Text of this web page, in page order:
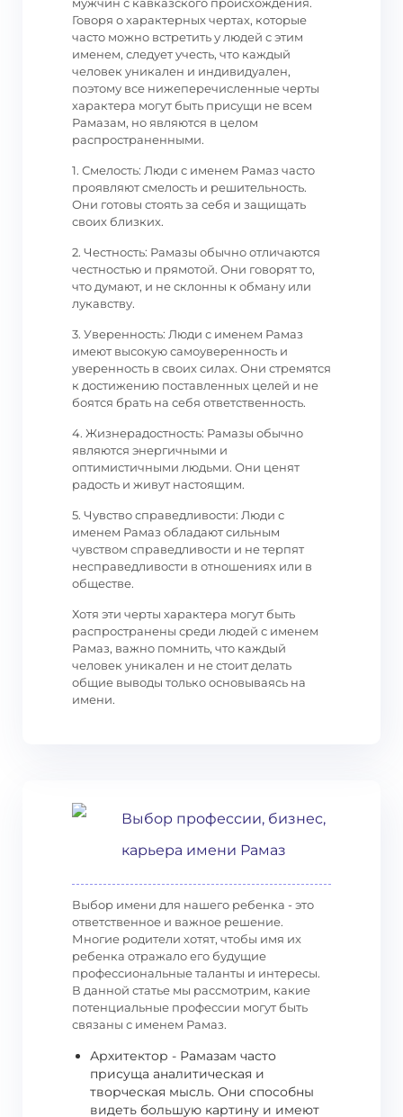
Говоря о характерных чертах, которые
часто можно встретить у людей с этим
именем, следует учесть, что каждый
человек уникален и индивидуален,
поэтому все нижеперечисленные черты
характера могут быть присущи не всем
Рамазам, но являются в целом
распространенными.
1. Смелость: Люди с именем Рамаз часто
проявляют смелость и решительность.
Они готовы стоять за себя и защищать
своих близких.
2. Честность: Рамазы обычно отличаются
честностью и прямотой. Они говорят то,
что думают, и не склонны к обману или
лукавству.
3. Уверенность: Люди с именем Рамаз
имеют высокую самоуверенность и
уверенность в своих силах. Они стремятся
к достижению поставленных целей и не
боятся брать на себя ответственность.
4. Жизнерадостность: Рамазы обычно
являются энергичными и
оптимистичными людьми. Они ценят
радость и живут настоящим.
5. Чувство справедливости: Люди с
именем Рамаз обладают сильным
чувством справедливости и не терпят
несправедливости в отношениях или в
обществе.
Хотя эти черты характера могут быть
распространены среди людей с именем
Рамаз, важно помнить, что каждый
человек уникален и не стоит делать
общие выводы только основываясь на
имени.
Выбор профессии, бизнес,
карьера имени Рамаз
Выбор имени для нашего ребенка - это
ответственное и важное решение.
Многие родители хотят, чтобы имя их
ребенка отражало его будущие
профессиональные таланты и интересы.
В данной статье мы рассмотрим, какие
потенциальные профессии могут быть
связаны с именем Рамаз.
Архитектор - Рамазам часто
присуща аналитическая и
творческая мысль. Они способны
видеть большую картину и имеют